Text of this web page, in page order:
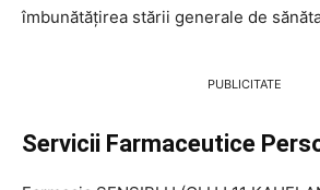
îmbunătățirea stării generale de
PUBLICITATE
Servicii Farmaceutice